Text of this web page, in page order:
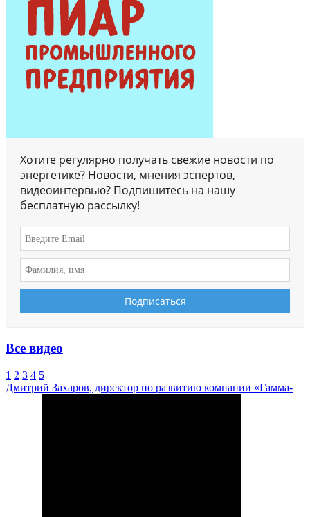
Хотите регулярно получать свежие новости по
энергетике? Новости, мнения эспертов,
видеоинтервью? Подпишитесь на нашу
бесплатную рассылку!
Все видео
1 2 3 4 5
Дмитрий Захаров, директор по развитию компании «Гамма-